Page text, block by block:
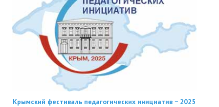
Крымский фестиваль педагогических инициатив − 2025